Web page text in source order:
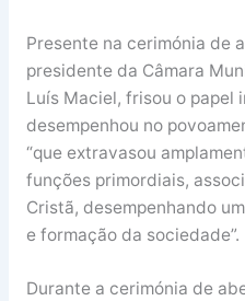
Presente na cerimónia de
presidente da Câmara
Luís Maciel, frisou o papel
desempenhou no
“que extravasou
funções primordiais,
Cristã, desempenhando
e formação da sociedade”.
Durante a cerimónia de